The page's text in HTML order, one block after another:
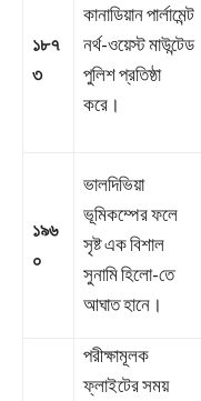
১৮৭
৩
কানাডিয়ান পার্লামেন্ট
নর্থ-ওয়েস্ট মাউন্টেড
পুলিশ প্রতিষ্ঠা
করে।
১৯৬
০
ভালদিভিয়া
ভূমিকম্পের ফলে
সৃষ্ট এক বিশাল
সুনামি হিলো-তে
আঘাত হানে।
পরীক্ষামূলক
ফ্লাইটের সময়